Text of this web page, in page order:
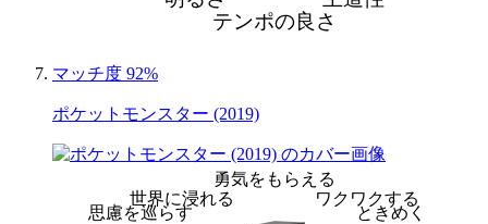
テンポの良さ
マッチ度 92%
ポケットモンスター (2019)
勇気をもらえる
ワクワクする
ときめく
思慮を巡らす
世界に浸れる